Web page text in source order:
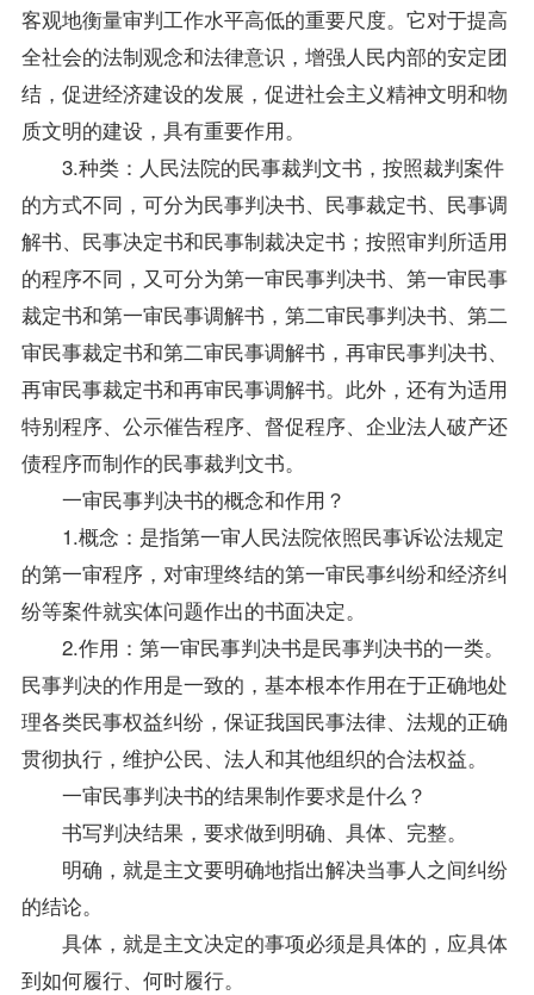
客观地衡量审判工作水平高低的重要尺度。它对于提高
全社会的法制观念和法律意识，增强人民内部的安定团
结，促进经济建设的发展，促进社会主义精神文明和物
质文明的建设，具有重要作用。
3.种类：人民法院的民事裁判文书，按照裁判案件
的方式不同，可分为民事判决书、民事裁定书、民事调
解书、民事决定书和民事制裁决定书；按照审判所适用
的程序不同，又可分为第一审民事判决书、第一审民事
裁定书和第一审民事调解书，第二审民事判决书、第二
审民事裁定书和第二审民事调解书，再审民事判决书、
再审民事裁定书和再审民事调解书。此外，还有为适用
特别程序、公示催告程序、督促程序、企业法人破产还
债程序而制作的民事裁判文书。
一审民事判决书的概念和作用？
1.概念：是指第一审人民法院依照民事诉讼法规定
的第一审程序，对审理终结的第一审民事纠纷和经济纠
纷等案件就实体问题作出的书面决定。
2.作用：第一审民事判决书是民事判决书的一类。
民事判决的作用是一致的，基本根本作用在于正确地处
理各类民事权益纠纷，保证我国民事法律、法规的正确
贯彻执行，维护公民、法人和其他组织的合法权益。
一审民事判决书的结果制作要求是什么？
书写判决结果，要求做到明确、具体、完整。
明确，就是主文要明确地指出解决当事人之间纠纷
的结论。
具体，就是主文决定的事项必须是具体的，应具体
到如何履行、何时履行。